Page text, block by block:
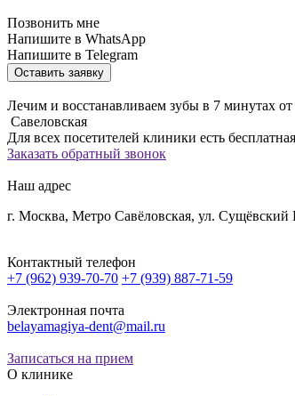
Позвонить мне
Напишите в WhatsApp
Напишите в Telegram
Оставить заявку
Лечим и восстанавливаем зубы в 7 минутах от
Савеловская
Для всех посетителей клиники есть
Заказать обратный звонок
Наш адрес
г. Москва, Метро Савёловская, ул. Сущёвский
Контактный телефон
+7 (962) 939-70-70 +7 (939) 887-71-59
Электронная почта
belayamagiya-dent@mail.ru
Записаться на прием
О клинике